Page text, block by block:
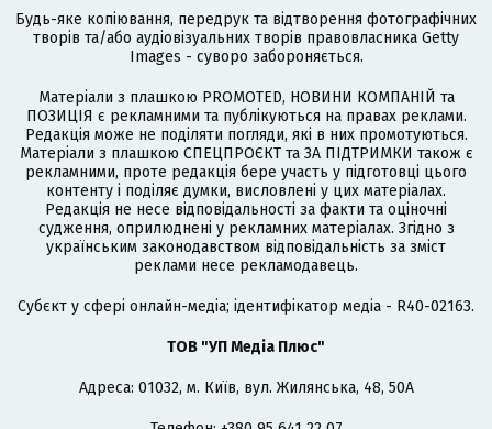
Будь-яке копіювання, передрук та відтворення фотографічних
творів та/або аудіовізуальних творів правовласника Getty
Images - суворо забороняється.
Матеріали з плашкою PROMOTED, НОВИНИ КОМПАНІЙ та
ПОЗИЦІЯ є рекламними та публікуються на правах реклами.
Редакція може не поділяти погляди, які в них промотуються.
Матеріали з плашкою СПЕЦПРОЄКТ та ЗА ПІДТРИМКИ також є
рекламними, проте редакція бере участь у підготовці цього
контенту і поділяє думки, висловлені у цих матеріалах.
Редакція не несе відповідальності за факти та оціночні
судження, оприлюднені у рекламних матеріалах. Згідно з
українським законодавством відповідальність за зміст
реклами несе рекламодавець.
Cубєкт у сфері онлайн-медіа; ідентифікатор медіа - R40-02163.
ТОВ "УП Медіа Плюс"
Адреса: 01032, м. Київ, вул. Жилянська, 48, 50А